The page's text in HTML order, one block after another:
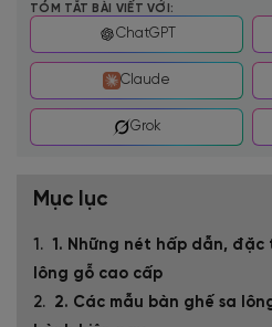
TÓM TẮT BÀI VIẾT VỚI:
ChatGPT
Claude
Grok
Mục lục
1. Những nét hấp dẫn, đặc
lông gỗ cao cấp
2. Các mẫu bàn ghế sa